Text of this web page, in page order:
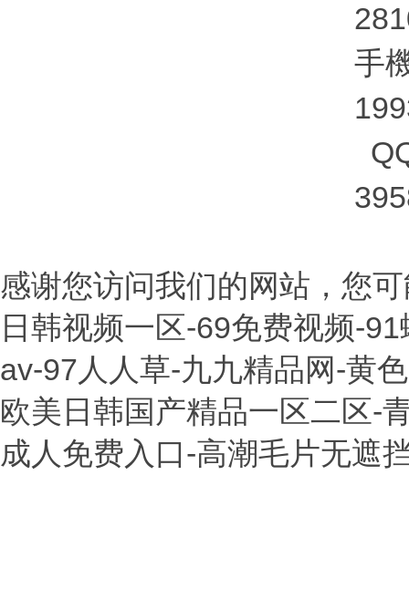
手
感谢您访问我们的网站，您
日韩视频一区-69免费视频-
av-97人人草-九九精品网-黄
欧美日韩国产精品一区二区-
成人免费入口-高潮毛片无遮